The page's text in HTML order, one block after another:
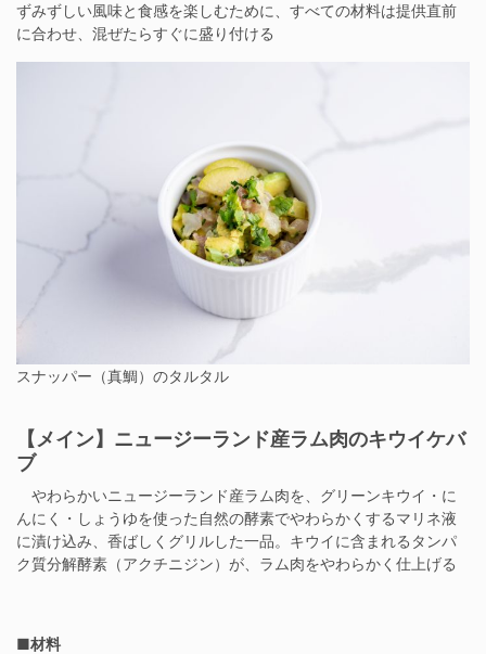
ずみずしい風味と食感を楽しむために、すべての材料は提供直前
に合わせ、混ぜたらすぐに盛り付ける
スナッパー（真鯛）のタルタル
【メイン】ニュージーランド産ラム肉のキウイケバ
ブ
やわらかいニュージーランド産ラム肉を、グリーンキウイ・に
んにく・しょうゆを使った自然の酵素でやわらかくするマリネ液
に漬け込み、香ばしくグリルした一品。キウイに含まれるタンパ
ク質分解酵素（アクチニジン）が、ラム肉をやわらかく仕上げる
■材料